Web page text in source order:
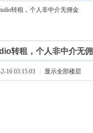
转租，个人非中介无佣金
转租，个人非中介无
16 03:15:03 显示全部楼层